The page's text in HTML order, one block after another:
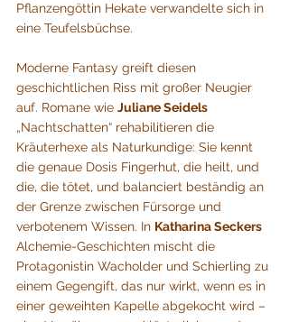
Pflanzengöttin Hekate verwandelte sich in
eine Teufelsbüchse.
Moderne Fantasy greift diesen
geschichtlichen Riss mit großer Neugier
auf. Romane wie Juliane Seidels
„Nachtschatten“ rehabilitieren die
Kräuterhexe als Naturkundige: Sie kennt
die genaue Dosis Fingerhut, die heilt, und
die, die tötet, und balanciert beständig an
der Grenze zwischen Fürsorge und
verbotenem Wissen. In Katharina Seckers
Alchemie-Geschichten mischt die
Protagonistin Wacholder und Schierling zu
einem Gegengift, das nur wirkt, wenn es in
einer geweihten Kapelle abgekocht wird –